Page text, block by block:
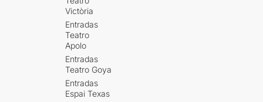
Victòria
Entradas
Teatro
Apolo
Entradas
Teatro Goya
Entradas
Espai Texas